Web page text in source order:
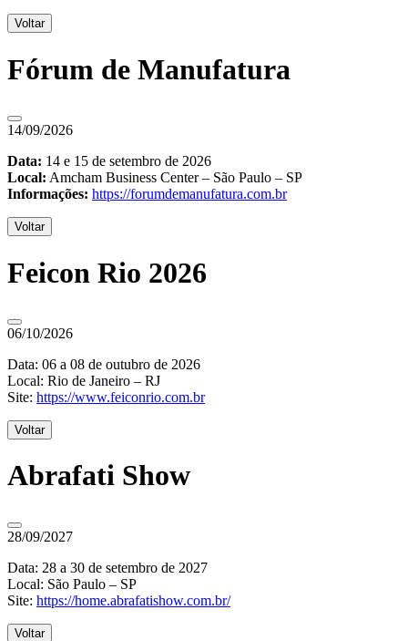
Voltar
Fórum de Manufatura
14/09/2026
Data: 14 e 15 de setembro de 2026
Local: Amcham Business Center – São Paulo – SP
Informações: https://forumdemanufatura.com.br
Voltar
Feicon Rio 2026
06/10/2026
Data: 06 a 08 de outubro de 2026
Local: Rio de Janeiro – RJ
Site: https://www.feiconrio.com.br
Voltar
Abrafati Show
28/09/2027
Data: 28 a 30 de setembro de 2027
Local: São Paulo – SP
Site: https://home.abrafatishow.com.br/
Voltar